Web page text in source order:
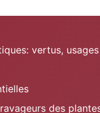
vertus,
des